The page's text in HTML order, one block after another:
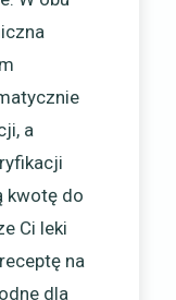
a
kwotę do
Ci leki
na
dla